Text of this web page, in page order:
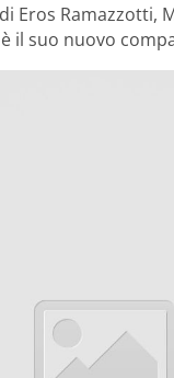
Eros
il suo nuovo